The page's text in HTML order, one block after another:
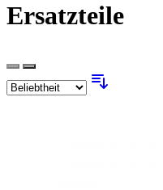
Ersatzteile